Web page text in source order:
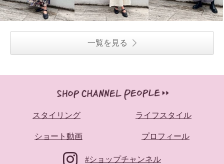
一覧を見る
スタイリング ライフスタイル
ショート動画 プロフィール
#ショップチャンネル